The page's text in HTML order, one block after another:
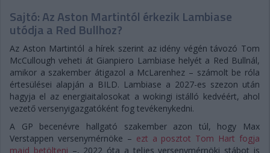
Sajtó: Az Aston Martintól érkezik Lambiase
utódja a Red Bullhoz?
Az Aston Martintól a hírek szerint az idény végén távozó Tom
McCullough veheti át Gianpiero Lambiase helyét a Red Bullnál,
amikor a szakember átigazol a McLarenhez – számolt be róla
értesülései alapján a BILD. Lambiase a 2027-es szezon után
hagyja el az energiaitalosokat a wokingi istálló kedvéért, ahol
vezető versenyigazgatóként fog tevékenykedni.
A GP becenévre hallgató szakember azon túl, hogy Max
Verstappen versenymérnöke – ezt a posztot Tom Hart fogja
majd betölteni –, 2022 óta a teljes versenymérnöki stábot is